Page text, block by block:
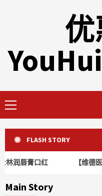
Menu
FLASH STORY
润唇膏口红 【维德医
Main Story